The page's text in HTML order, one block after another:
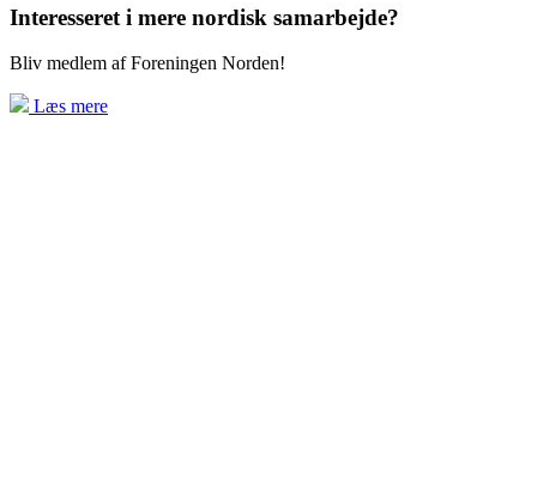
Interesseret i mere nordisk samarbejde?
Bliv medlem af Foreningen Norden!
Læs mere